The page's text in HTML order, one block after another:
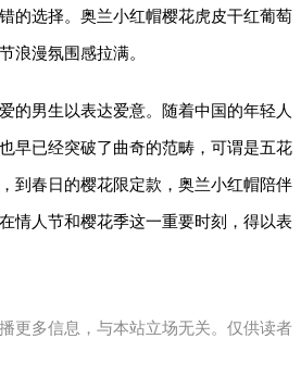
的选择。奥兰小红帽樱花虎皮干红葡萄
浪漫氛围感拉满。
的男生以表达爱意。随着中国的年轻人
早已经突破了曲奇的范畴，可谓是五花
到春日的樱花限定款，奥兰小红帽陪伴
情人节和樱花季这一重要时刻，得以表
更多信息，与本站立场无关。仅供读者